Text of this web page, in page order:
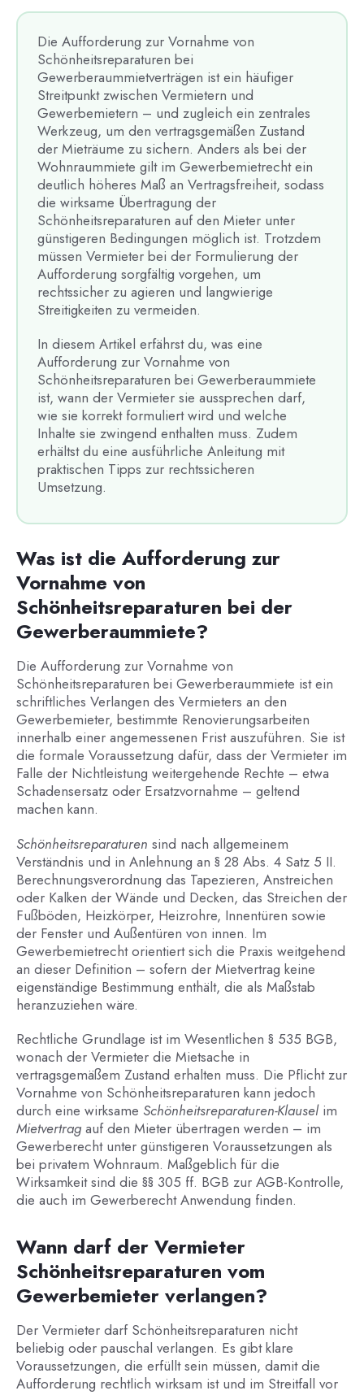
Die Aufforderung zur Vornahme von
Schönheitsreparaturen bei
Gewerberaummietverträgen ist ein häufiger
Streitpunkt zwischen Vermietern und
Gewerbemietern – und zugleich ein zentrales
Werkzeug, um den vertragsgemäßen Zustand
der Mieträume zu sichern. Anders als bei der
Wohnraummiete gilt im Gewerbemietrecht ein
deutlich höheres Maß an Vertragsfreiheit, sodass
die wirksame Übertragung der
Schönheitsreparaturen auf den Mieter unter
günstigeren Bedingungen möglich ist. Trotzdem
müssen Vermieter bei der Formulierung der
Aufforderung sorgfältig vorgehen, um
rechtssicher zu agieren und langwierige
Streitigkeiten zu vermeiden.
In diesem Artikel erfährst du, was eine
Aufforderung zur Vornahme von
Schönheitsreparaturen bei Gewerberaummiete
ist, wann der Vermieter sie aussprechen darf,
wie sie korrekt formuliert wird und welche
Inhalte sie zwingend enthalten muss. Zudem
erhältst du eine ausführliche Anleitung mit
praktischen Tipps zur rechtssicheren
Umsetzung.
Was ist die Aufforderung zur
Vornahme von
Schönheitsreparaturen bei der
Gewerberaummiete?
Die Aufforderung zur Vornahme von
Schönheitsreparaturen bei Gewerberaummiete ist ein
schriftliches Verlangen des Vermieters an den
Gewerbemieter, bestimmte Renovierungsarbeiten
innerhalb einer angemessenen Frist auszuführen. Sie ist
die formale Voraussetzung dafür, dass der Vermieter im
Falle der Nichtleistung weitergehende Rechte – etwa
Schadensersatz oder Ersatzvornahme – geltend
machen kann.
Schönheitsreparaturen sind nach allgemeinem
Verständnis und in Anlehnung an § 28 Abs. 4 Satz 5 II.
Berechnungsverordnung das Tapezieren, Anstreichen
oder Kalken der Wände und Decken, das Streichen der
Fußböden, Heizkörper, Heizrohre, Innentüren sowie
der Fenster und Außentüren von innen. Im
Gewerbemietrecht orientiert sich die Praxis weitgehend
an dieser Definition – sofern der Mietvertrag keine
eigenständige Bestimmung enthält, die als Maßstab
heranzuziehen wäre.
Rechtliche Grundlage ist im Wesentlichen § 535 BGB,
wonach der Vermieter die Mietsache in
vertragsgemäßem Zustand erhalten muss. Die Pflicht zur
Vornahme von Schönheitsreparaturen kann jedoch
durch eine wirksame Schönheitsreparaturen-Klauselim
Mietvertragauf den Mieter übertragen werden – im
Gewerberecht unter günstigeren Voraussetzungen als
bei privatem Wohnraum. Maßgeblich für die
Wirksamkeit sind die §§ 305 ff. BGB zur AGB-Kontrolle,
die auch im Gewerberecht Anwendung finden.
Wann darf der Vermieter
Schönheitsreparaturen vom
Gewerbemieter verlangen?
Der Vermieter darf Schönheitsreparaturen nicht
beliebig oder pauschal verlangen. Es gibt klare
Voraussetzungen, die erfüllt sein müssen, damit die
Aufforderung rechtlich wirksam ist und im Streitfall vor